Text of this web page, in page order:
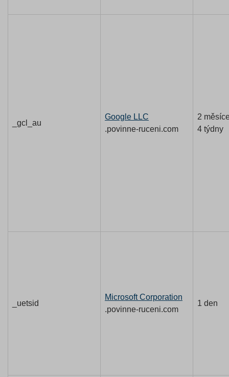
_gcl_au
Google LLC
.povinne-ruceni.com
2
4 týdny
_uetsid
Microsoft Corporation
.povinne-ruceni.com
1 den